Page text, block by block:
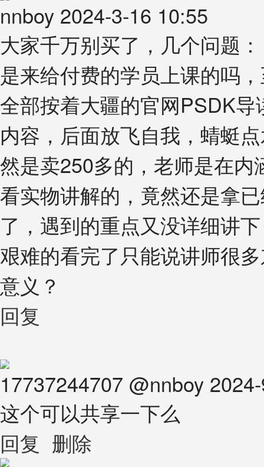
nnboy 2024-3-16 10:55
大家千万别买了，几个问题
是来给付费的学员上课的吗
全部按着大疆的官网PSDK
内容，后面放飞自我，蜻蜓
然是卖250多的，老师是在
看实物讲解的，竟然还是拿
了，遇到的重点又没详细讲
艰难的看完了只能说讲师很
意义？
回复
17737244707 @nnboy
这个可以共享一下么
回复 删除